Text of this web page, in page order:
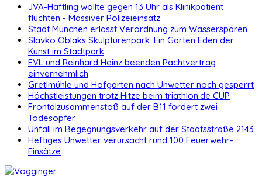
JVA-Häftling wollte gegen 13 Uhr als Klinikpatient
flüchten - Massiver Polizeieinsatz
Stadt München erlässt Verordnung zum Wassersparen
Slavko Oblaks Skulpturenpark: Ein Garten Eden der
Kunst im Stadtpark
EVL und Reinhard Heinz beenden Pachtvertrag
einvernehmlich
Gretlmühle und Hofgarten nach Unwetter noch gesperrt
Höchstleistungen trotz Hitze beim triathlon.de CUP
Frontalzusammenstoß auf der B11 fordert zwei
Todesopfer
Unfall im Begegnungsverkehr auf der Staatsstraße 2143
Heftiges Unwetter verursacht rund 100 Feuerwehr-
Einsätze